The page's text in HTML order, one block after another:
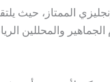
الممتاز، حيث